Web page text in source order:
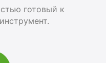
готовый к